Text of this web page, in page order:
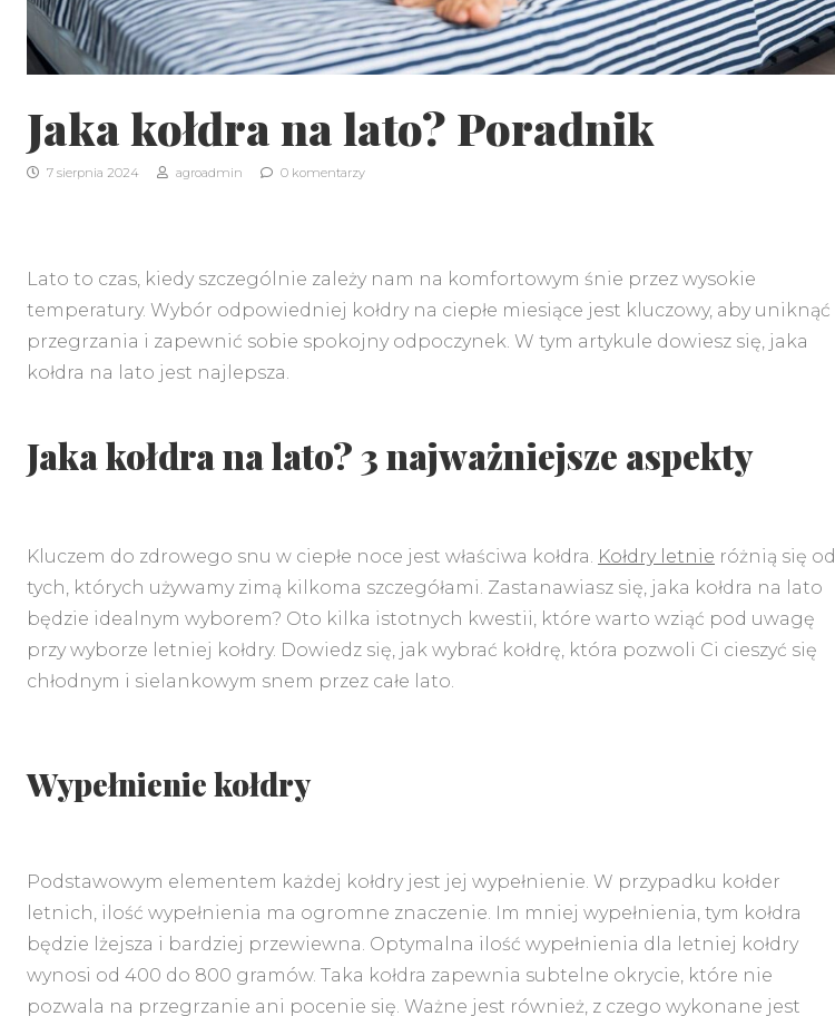
Jaka kołdra na lato? Poradnik
7 sierpnia 2024 agroadmin 0 komentarzy
Lato to czas, kiedy szczególnie zależy nam na komfortowym śnie przez wysokie
temperatury. Wybór odpowiedniej kołdry na ciepłe miesiące jest kluczowy, aby uniknąć
przegrzania i zapewnić sobie spokojny odpoczynek. W tym artykule dowiesz się, jaka
kołdra na lato jest najlepsza.
Jaka kołdra na lato? 3 najważniejsze aspekty
Kluczem do zdrowego snu w ciepłe noce jest właściwa kołdra. Kołdry letnie różnią się od
tych, których używamy zimą kilkoma szczegółami. Zastanawiasz się, jaka kołdra na lato
będzie idealnym wyborem? Oto kilka istotnych kwestii, które warto wziąć pod uwagę
przy wyborze letniej kołdry. Dowiedz się, jak wybrać kołdrę, która pozwoli Ci cieszyć się
chłodnym i sielankowym snem przez całe lato.
Wypełnienie kołdry
Podstawowym elementem każdej kołdry jest jej wypełnienie. W przypadku kołder
letnich, ilość wypełnienia ma ogromne znaczenie. Im mniej wypełnienia, tym kołdra
będzie lżejsza i bardziej przewiewna. Optymalna ilość wypełnienia dla letniej kołdry
wynosi od 400 do 800 gramów. Taka kołdra zapewnia subtelne okrycie, które nie
pozwala na przegrzanie ani pocenie się. Ważne jest również, z czego wykonane jest
wystrój wnętrz w stylu wiejskim